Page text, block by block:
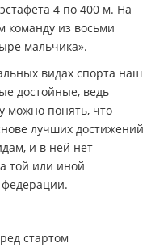
4 по 400 м. На
команду из восьми
мальчика».
видах спорта наш
достойные, ведь
можно понять, что
лучших достижений
и в ней нет
той или иной
стартом